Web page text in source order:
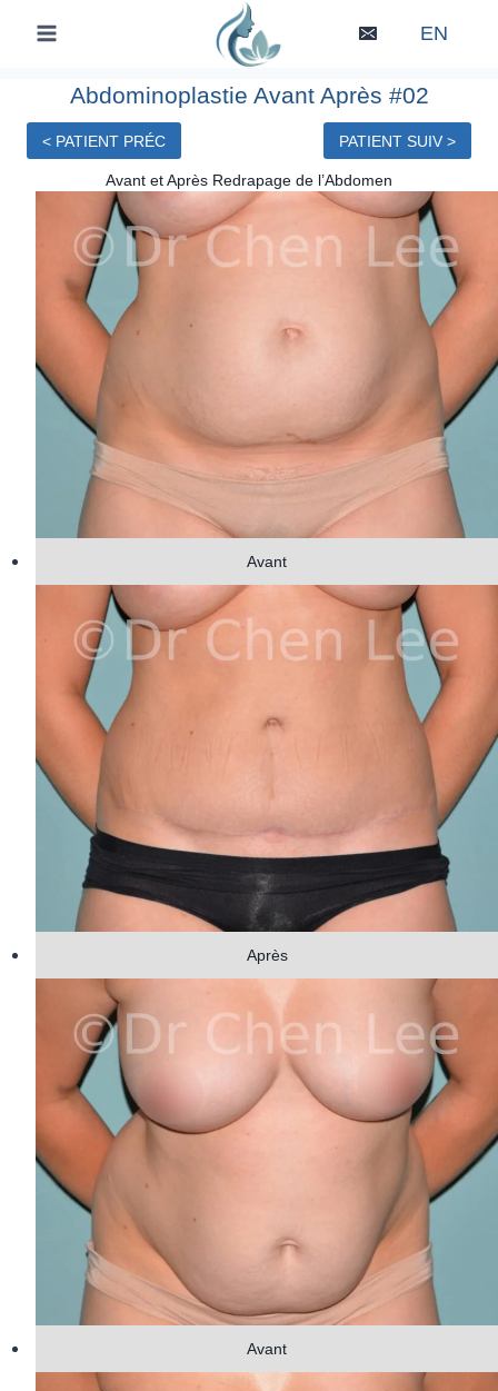
EN
Abdominoplastie Avant Après #02
< PATIENT PRÉC PATIENT SUIV >
Avant et Après Redrapage de l’Abdomen
Avant
Après
Avant